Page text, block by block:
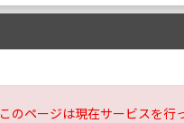
このページは現在サービスを行